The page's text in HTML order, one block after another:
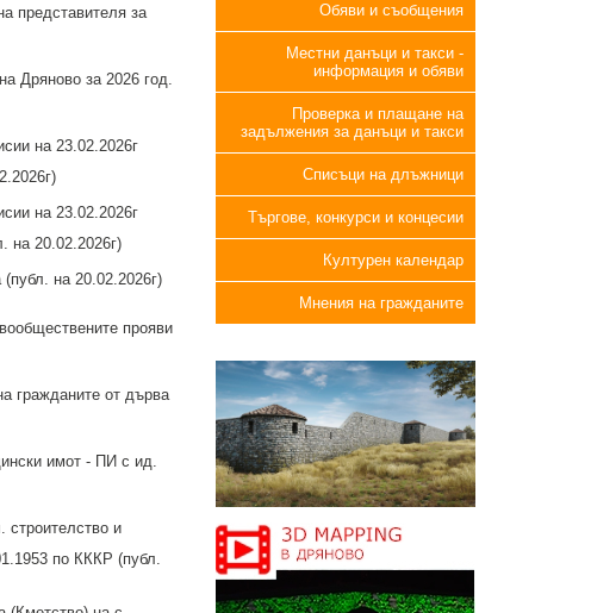
представителя за
Дряново за 2026 год.
на 23.02.2026г
на 23.02.2026г
на 20.02.2026г)
на 20.02.2026г)
прояви
гражданите от дърва
имот - ПИ с ид.
строителство и
по КККР (публ.
Обяви и съобщения
Местни данъци и такси -
информация и обяви
Проверка и плащане на
задължения за данъци и такси
Списъци на длъжници
Търгове, конкурси и концесии
Културен календар
Мнения на гражданите